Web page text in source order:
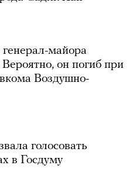
майора
он погиб при
Воздушно-
голосовать
в Госдуму